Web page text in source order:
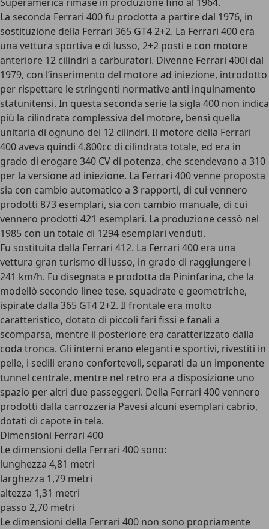
La seconda Ferrari 400 fu prodotta a partire dal 1976, in
sostituzione della Ferrari 365 GT4 2+2. La Ferrari 400 era
una vettura sportiva e di lusso, 2+2 posti e con motore
anteriore 12 cilindri a carburatori. Divenne Ferrari 400i dal
1979, con l’inserimento del motore ad iniezione, introdotto
per rispettare le stringenti normative anti inquinamento
statunitensi. In questa seconda serie la sigla 400 non indica
più la cilindrata complessiva del motore, bensì quella
unitaria di ognuno dei 12 cilindri. Il motore della Ferrari
400 aveva quindi 4.800cc di cilindrata totale, ed era in
grado di erogare 340 CV di potenza, che scendevano a 310
per la versione ad iniezione. La Ferrari 400 venne proposta
sia con cambio automatico a 3 rapporti, di cui vennero
prodotti 873 esemplari, sia con cambio manuale, di cui
vennero prodotti 421 esemplari. La produzione cessò nel
1985 con un totale di 1294 esemplari venduti.
Fu sostituita dalla Ferrari 412. La Ferrari 400 era una
vettura gran turismo di lusso, in grado di raggiungere i
241 km/h. Fu disegnata e prodotta da Pininfarina, che la
modellò secondo linee tese, squadrate e geometriche,
ispirate dalla 365 GT4 2+2. Il frontale era molto
caratteristico, dotato di piccoli fari fissi e fanali a
scomparsa, mentre il posteriore era caratterizzato dalla
coda tronca. Gli interni erano eleganti e sportivi, rivestiti in
pelle, i sedili erano confortevoli, separati da un imponente
tunnel centrale, mentre nel retro era a disposizione uno
spazio per altri due passeggeri. Della Ferrari 400 vennero
prodotti dalla carrozzeria Pavesi alcuni esemplari cabrio,
dotati di capote in tela.
Dimensioni Ferrari 400
Le dimensioni della Ferrari 400 sono:
lunghezza 4,81 metri
larghezza 1,79 metri
altezza 1,31 metri
passo 2,70 metri
Le dimensioni della Ferrari 400 non sono propriamente